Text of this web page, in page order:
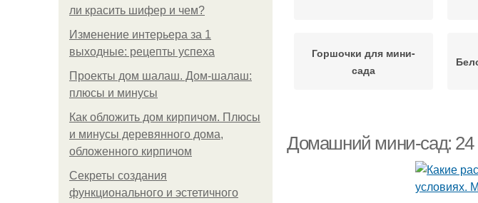
ли красить шифер и чем?
Изменение интерьера за 1
выходные: рецепты успеха
Проекты дом шалаш. Дом-шалаш:
плюсы и минусы
Как обложить дом кирпичом. Плюсы
и минусы деревянного дома,
обложенного кирпичом
Секреты создания
функционального и эстетичного
Горшочки для мини-
сада
Домашний мини-сад: 24